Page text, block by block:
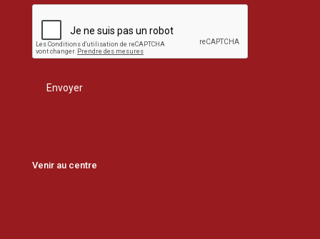
Venir au centre